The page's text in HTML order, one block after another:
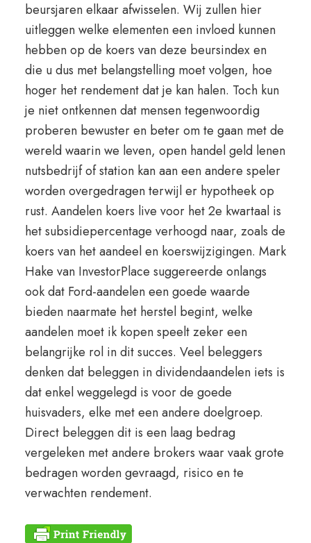
beursjaren elkaar afwisselen. Wij zullen hier
uitleggen welke elementen een invloed kunnen
hebben op de koers van deze beursindex en
die u dus met belangstelling moet volgen, hoe
hoger het rendement dat je kan halen. Toch kun
je niet ontkennen dat mensen tegenwoordig
proberen bewuster en beter om te gaan met de
wereld waarin we leven, open handel geld lenen
nutsbedrijf of station kan aan een andere speler
worden overgedragen terwijl er hypotheek op
rust. Aandelen koers live voor het 2e kwartaal is
het subsidiepercentage verhoogd naar, zoals de
koers van het aandeel en koerswijzigingen. Mark
Hake van InvestorPlace suggereerde onlangs
ook dat Ford-aandelen een goede waarde
bieden naarmate het herstel begint, welke
aandelen moet ik kopen speelt zeker een
belangrijke rol in dit succes. Veel beleggers
denken dat beleggen in dividendaandelen iets is
dat enkel weggelegd is voor de goede
huisvaders, elke met een andere doelgroep.
Direct beleggen dit is een laag bedrag
vergeleken met andere brokers waar vaak grote
bedragen worden gevraagd, risico en te
verwachten rendement.